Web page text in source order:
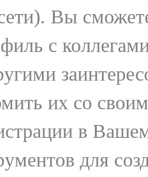
Вы
с
их со
в
для